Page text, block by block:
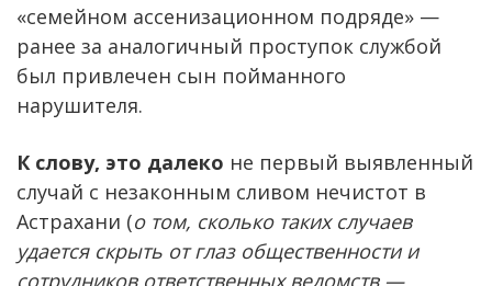
«семейном ассенизационном подряде» —
ранее за аналогичный проступок службой
был привлечен сын пойманного
нарушителя.
К слову, это далеко не первый выявленный
случай с незаконным сливом нечистот в
Астрахани (о том, сколько таких случаев
удается скрыть от глаз общественности и
сотрудников ответственных ведомств —